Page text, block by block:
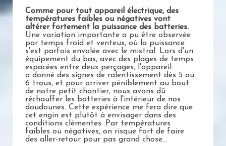
Comme pour tout appareil électrique, des
températures faibles ou négatives vont
altérer fortement la puissance des batteries.
Une variation importante a pu être observée
par temps froid et venteux, où la puissance
s'est parfois envolée avec le mistral. Lors d'un
équipement du bas, avec des plages de temps
espacées entre deux perçages, l'appareil
a donné des signes de ralentissement dès 5 ou
6 trous, et pour arriver péniblement au bout
de notre petit chantier, nous avons dû
réchauffer les batteries à l'intérieur de nos
doudounes. Cette expérience me fera dire que
cet engin est plutôt à envisager dans des
conditions clémentes. Par températures
faibles ou négatives, on risque fort de faire
des aller-retour pour pas grand chose...